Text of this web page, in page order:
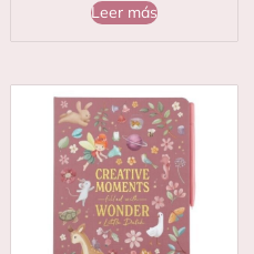
Leer más